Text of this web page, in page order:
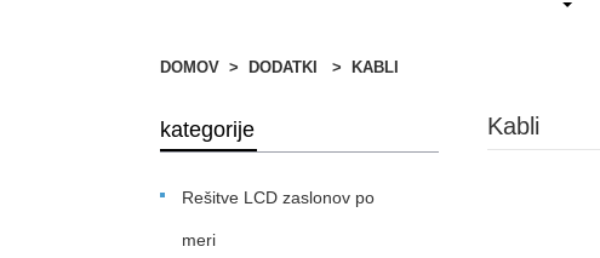
DOMOV DODATKI KABLI
kategorije
Rešitve LCD zaslonov po
meri
Kabli